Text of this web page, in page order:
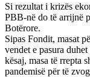
Si rezultat i krizës
PBB-në do të arrijnë
Botërore.
Sipas Fondit, masat
vendet e pasura
kësaj, masa të rrepta
pandemisë për të